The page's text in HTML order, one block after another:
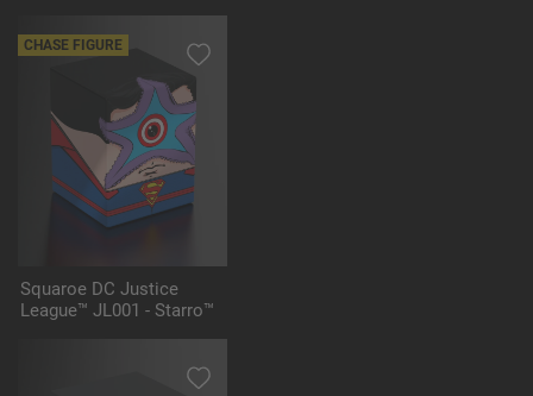
CHASE FIGURE
Squaroe DC Justice
League™ JL001 - Starro™